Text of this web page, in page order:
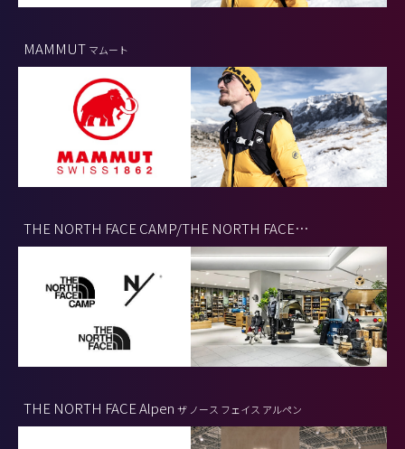
MAMMUT マムート
THE NORTH FACE CAMP/THE NORTH FACE
KIDS/NEUTRALWORKSザ・ノース・フェイスキャンプ ザ・ノースフ
ェイス・キッズ ニュートラルワークス
THE NORTH FACE Alpen ザ ノース フェイス アルペン